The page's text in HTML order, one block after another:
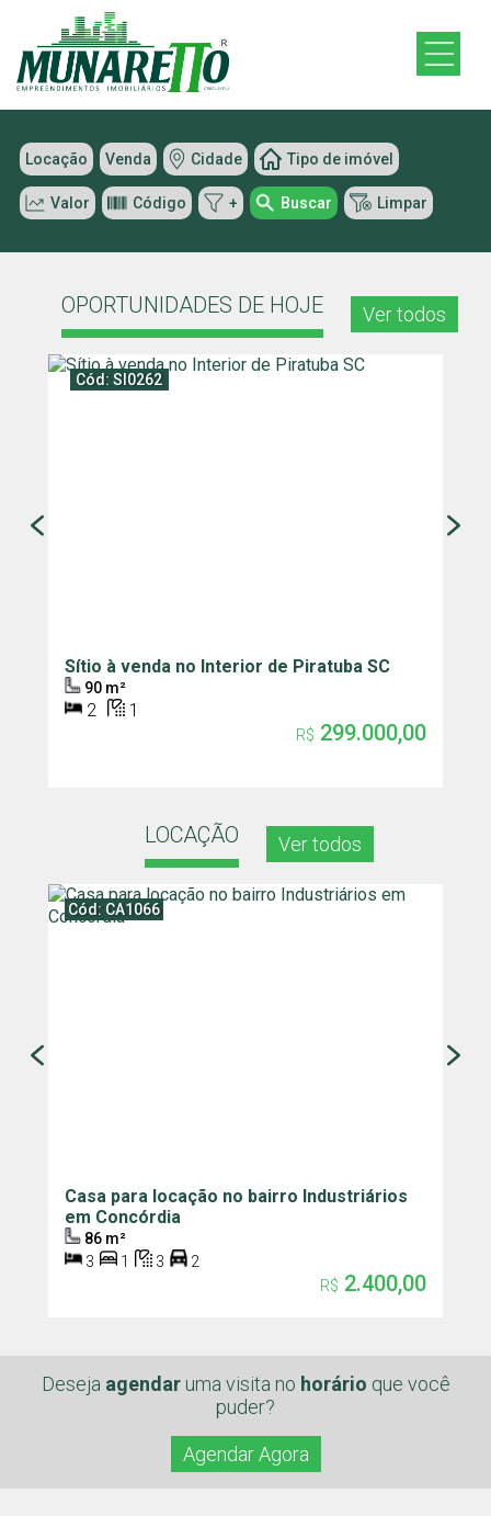
Locação Venda Cidade Tipo de imóvel
Valor Código + Buscar Limpar
OPORTUNIDADES DE HOJE Ver todos
Cód: SI0262
Sítio à venda no Interior de Piratuba SC
90 m²
2 1
R$ 299.000,00
LOCAÇÃO Ver todos
Cód: CA1066
Casa para locação no bairro Industriários
em Concórdia
86 m²
3
1 3
2
R$ 2.400,00
Deseja agendaruma visita no horário que você
puder?
Agendar Agora